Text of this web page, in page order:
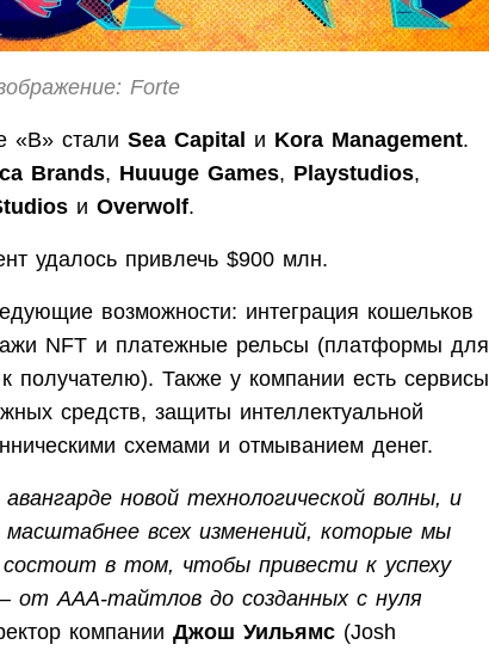
Forte
«B» стали Sea Capital и Kora Management.
Brands, Huuuge Games, Playstudios,
и Overwolf.
удалось привлечь $900 млн.
возможности: интеграция кошельков
NFT и платежные рельсы (платформы для
получателю). Также у компании есть сервисы
средств, защиты интеллектуальной
схемами и отмыванием денег.
новой технологической волны, и
всех изменений, которые мы
в том, чтобы привести к успеху
от AAA-тайтлов до созданных с нуля
компании Джош Уильямс (Josh